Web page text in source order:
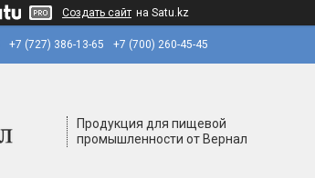
Создать сайт на Satu.kz
+7 (727) 386-13-65 +7 (700) 260-45-45
Продукция для пищевой
промышленности от Вернал